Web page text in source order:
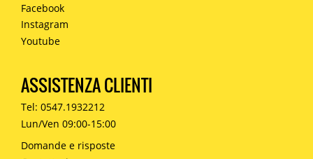
Facebook
Instagram
Youtube
ASSISTENZA CLIENTI
Tel: 0547.1932212
Lun/Ven 09:00-15:00
Domande e risposte